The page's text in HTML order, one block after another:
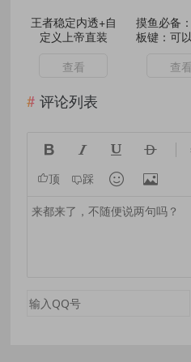
王者稳定内透+自
定义上帝直装
查看
摸鱼必备
板键：可
查看
评论列表
   
顶 踩  